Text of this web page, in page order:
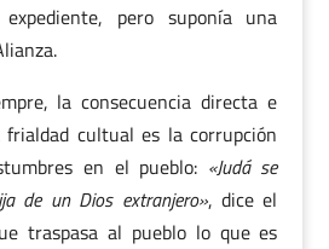
pero suponía una
la consecuencia directa e
cultual es la corrupción
en el pueblo: «Judá se
de un Dios extranjero», dice el
traspasa al pueblo lo que es